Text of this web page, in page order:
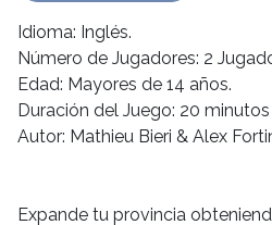
Idioma: Inglés.
Número de Jugadores: 2
Edad: Mayores de 14 años.
Duración del Juego: 20
Autor: Mathieu Bieri & Alex
Expande tu provincia